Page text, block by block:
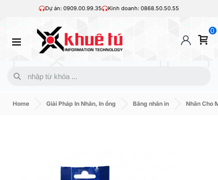
Dự án: 0909.00.99.35 Kinh doanh: 0868.50.50.55
0
Home Giải Pháp In Nhãn, In ống Băng nhãn in Nhãn Cho